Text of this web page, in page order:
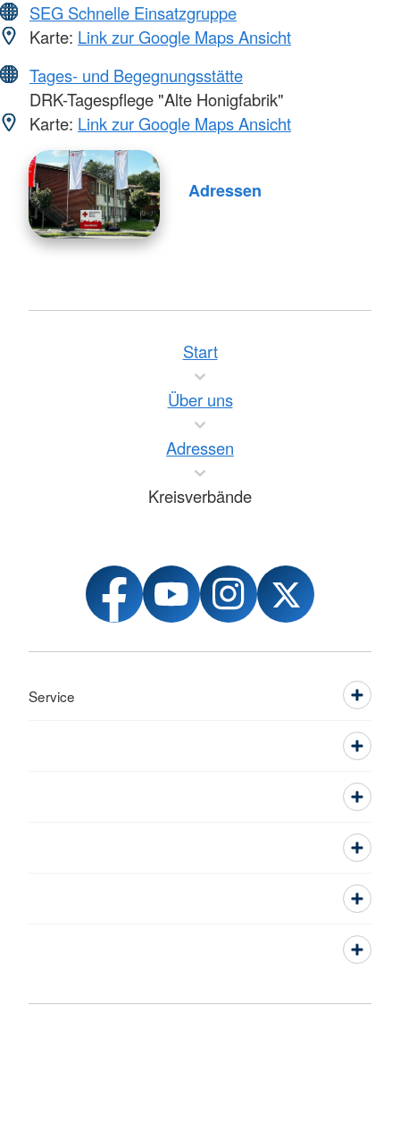
SEG Schnelle Einsatzgruppe
Karte: Link zur Google Maps Ansicht
Tages- und Begegnungsstätte
DRK-Tagespflege "Alte Honigfabrik"
Karte: Link zur Google Maps Ansicht
Adressen
Start
Über uns
Adressen
Kreisverbände
Service